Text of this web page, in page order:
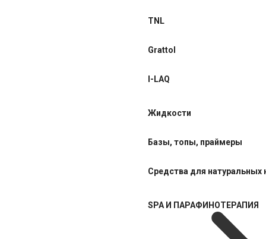
TNL
Grattol
I-LAQ
Жидкости
Базы, топы, праймеры
Средства для натуральных
SPA И ПАРАФИНОТЕРАПИЯ